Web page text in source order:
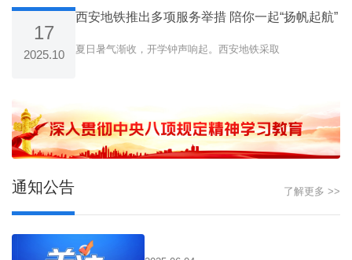
17
2025.10
西安地铁推出多项服务举措 陪你一起“扬帆起航”
夏日暑气渐收，开学钟声响起。西安地铁采取
通知公告 了解更多 >>